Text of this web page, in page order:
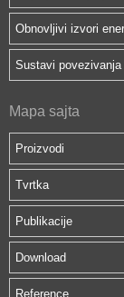
Obnovljivi izvori
Sustavi povezivanja
Mapa sajta
Proizvodi
Tvrtka
Publikacije
Download
Reference